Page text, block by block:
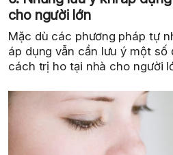
cho người lớn
Mặc dù các phương pháp tự
áp dụng vẫn cần lưu ý một số
cách trị ho tại nhà cho người